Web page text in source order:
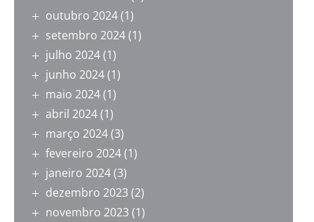
outubro 2024(1)
setembro 2024(1)
julho 2024(1)
junho 2024(1)
maio 2024(1)
abril 2024(1)
março 2024(3)
fevereiro 2024(1)
janeiro 2024(3)
dezembro 2023 (2)
novembro 2023 (1)